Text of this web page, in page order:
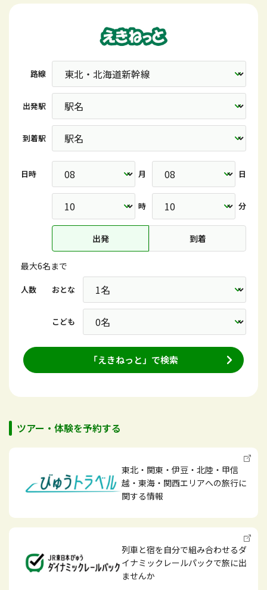
路線
出発駅
到着駅
日時 月 日
時 分
出発 到着
最大6名まで
人数 おとな
こども
「えきねっと」で検索
ツアー・体験を予約する
東北・関東・伊豆・北陸・甲信
越・東海・関西エリアへの旅行に
関する情報
列車と宿を自分で組み合わせるダ
イナミックレールパックで旅に出
ませんか